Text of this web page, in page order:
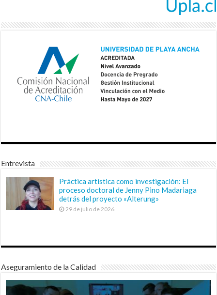
Entrevista
Práctica artística como investigación: El
proceso doctoral de Jenny Pino Madariaga
detrás del proyecto «Alterung»
29 de julio de 2026
Aseguramiento de la Calidad